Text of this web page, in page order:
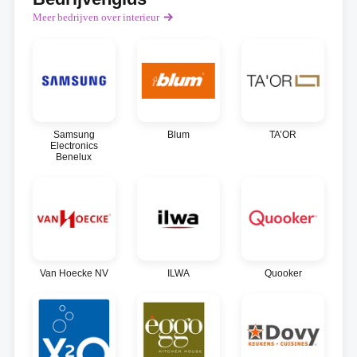
Meer bedrijven over interieur
Samsung
Electronics
Benelux
Blum TA’OR
Van Hoecke NV ILWA Quooker